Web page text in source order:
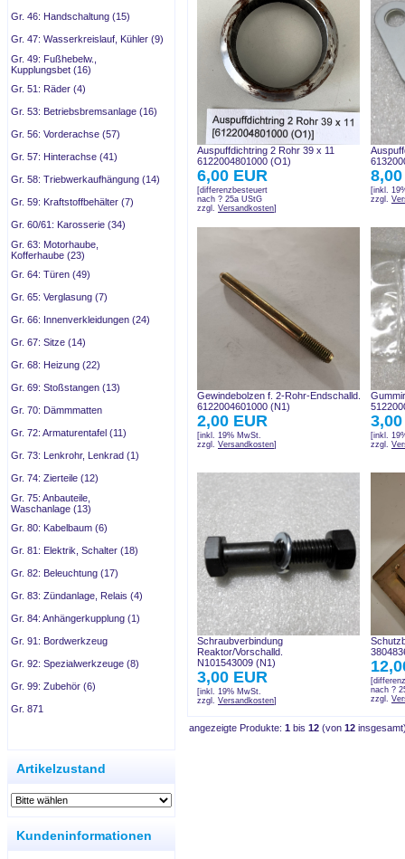
Gr. 46: Handschaltung (15)
Gr. 47: Wasserkreislauf, Kühler (9)
Gr. 49: Fußhebelw.,
Kupplungsbet (16)
Gr. 51: Räder (4)
Gr. 53: Betriebsbremsanlage (16)
Gr. 56: Vorderachse (57)
Gr. 57: Hinterachse (41)
Gr. 58: Triebwerkaufhängung (14)
Gr. 59: Kraftstoffbehälter (7)
Gr. 60/61: Karosserie (34)
Gr. 63: Motorhaube,
Kofferhaube (23)
Gr. 64: Türen (49)
Gr. 65: Verglasung (7)
Gr. 66: Innenverkleidungen (24)
Gr. 67: Sitze (14)
Gr. 68: Heizung (22)
Gr. 69: Stoßstangen (13)
Gr. 70: Dämmmatten
Gr. 72: Armaturentafel (11)
Gr. 73: Lenkrohr, Lenkrad (1)
Gr. 74: Zierteile (12)
Gr. 75: Anbauteile,
Waschanlage (13)
Gr. 80: Kabelbaum (6)
Gr. 81: Elektrik, Schalter (18)
Gr. 82: Beleuchtung (17)
Gr. 83: Zündanlage, Relais (4)
Gr. 84: Anhängerkupplung (1)
Gr. 91: Bordwerkzeug
Gr. 92: Spezialwerkzeuge (8)
Gr. 99: Zubehör (6)
Gr. 871
Artikelzustand
Kundeninformationen
Auspuffdichtring 2 Rohr 39 x 11
6122004801000 (O1)
6,00 EUR
[differenzbesteuert
nach ? 25a UStG
zzgl. Versandkosten]
[inkl.
zzgl.
Gewindebolzen f. 2-Rohr-Endschalld.
6122004601000 (N1)
2,00 EUR
[inkl. 19% MwSt.
zzgl. Versandkosten]
[inkl.
zzgl.
Schraubverbindung
Reaktor/Vorschalld.
N101543009 (N1)
3,00 EUR
[inkl. 19% MwSt.
zzgl. Versandkosten]
nach ?
zzgl.
angezeigte Produkte: 1 bis 12 (von 12